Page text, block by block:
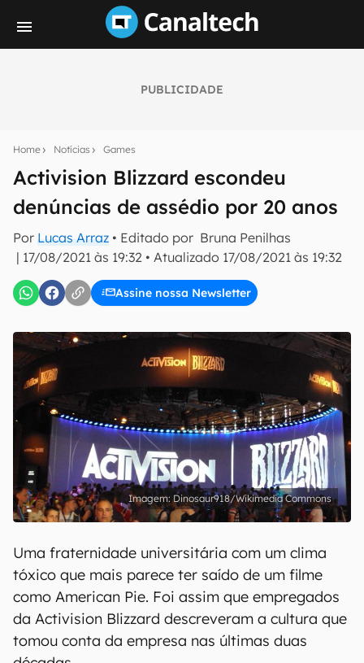
PUBLICIDADE
Home Notícias Games
Activision Blizzard escondeu
denúncias de assédio por 20 anos
Por Lucas Arraz • Editado por Bruna Penilhas
| 17/08/2021 às 19:32 • Atualizado 17/08/2021 às 19:32
Assine nossa Newsletter
notícias e reviews sobre tecnologia em primeira
mão.
E-mail
Uso e Política de Privacidade do Canaltech.
Dinosaur918/Wikimedia Commons
Uma fraternidade universitária com um clima
tóxico que mais parece ter saído de um filme
como American Pie. Foi assim que empregados
da Activision Blizzard descreveram a cultura que
tomou conta da empresa nas últimas duas